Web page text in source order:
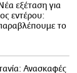
εξέταση για
εντέρου:
το
Ανασκαφές